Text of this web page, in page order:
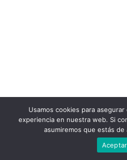
Usamos cookies para
experiencia en nuestra web. Si
asumiremos que estás de
Aceptar